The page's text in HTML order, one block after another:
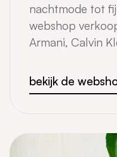
nachtmode tot
webshop
Armani, Calvin
bekijk de